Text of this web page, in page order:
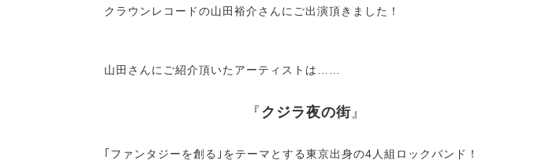
クラウンレコードの山田裕介さんにご出演頂きました！
山田さんにご紹介頂いたアーティストは……
『 クジラ夜の街』
｢ファンタジーを創る｣をテーマとする東京出身の4人組ロックバンド！